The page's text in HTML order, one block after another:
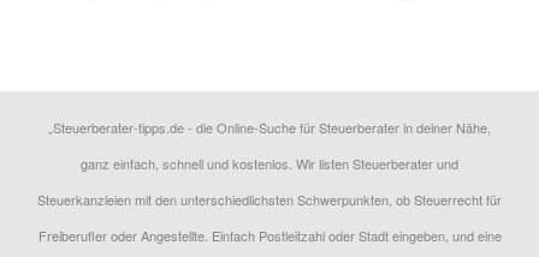
„Steuerberater-tipps.de - die Online-Suche für Steuerberater in deiner Nähe,
ganz einfach, schnell und kostenlos. Wir listen Steuerberater und
Steuerkanzleien mit den unterschiedlichsten Schwerpunkten, ob Steuerrecht für
Freiberufler oder Angestellte. Einfach Postleitzahl oder Stadt eingeben, und eine